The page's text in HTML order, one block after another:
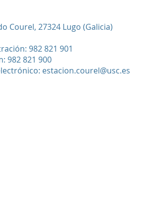
Courel, 27324 Lugo (Galicia)
982 821 901
982 821 900
estacion.courel@usc.es